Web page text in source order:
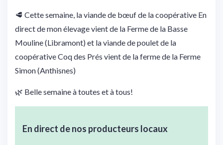
🥩 Cette semaine, la viande de bœuf de la coopérative En
direct de mon élevage vient de la Ferme de la Basse
Mouline (Libramont) et la viande de poulet de la
coopérative Coq des Prés vient de la ferme de la Ferme
Simon (Anthisnes)
🌿 Belle semaine à toutes et à tous!
En direct de nos producteurs locaux